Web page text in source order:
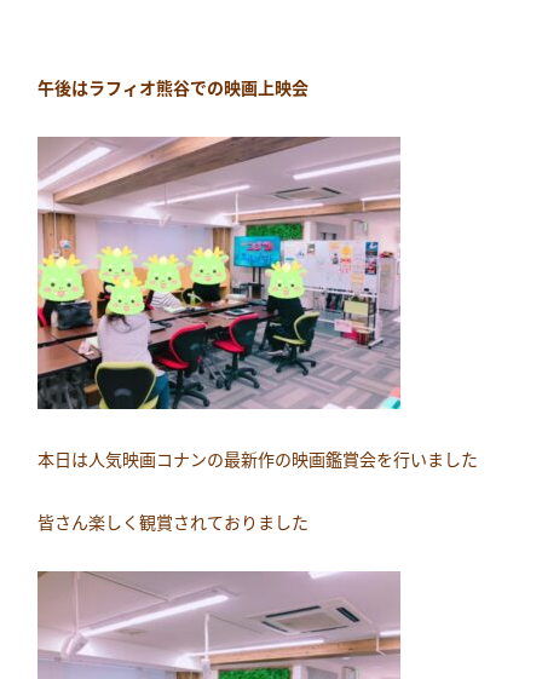
午後はラフィオ熊谷での映画上映会
本日は人気映画コナンの最新作の映画鑑賞会を行いました
皆さん楽しく観賞されておりました